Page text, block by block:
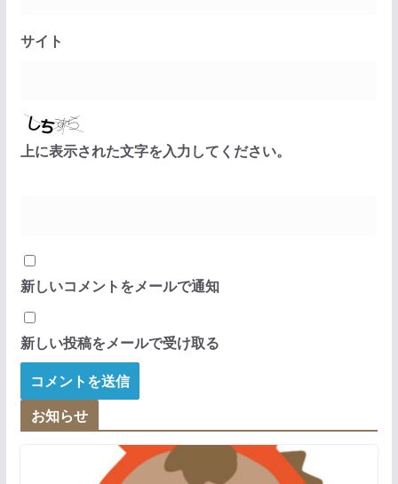
サイト
上に表示された文字を入力してください。
新しいコメントをメールで通知
新しい投稿をメールで受け取る
お知らせ